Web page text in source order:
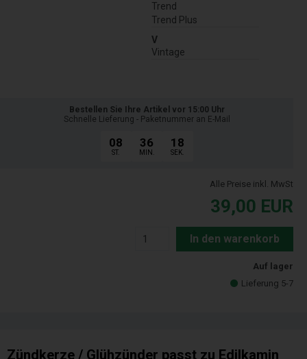
Trend
Trend Plus
V
Vintage
Bestellen Sie Ihre Artikel vor 15:00 Uhr
Schnelle Lieferung - Paketnummer an E-Mail
08
ST.
36
MIN.
17
SEK.
Alle Preise inkl. MwSt
39,00 EUR
In den warenkorb
Auf lager
Lieferung 5-7
Zündkerze / Glühzünder passt zu Edilkamin